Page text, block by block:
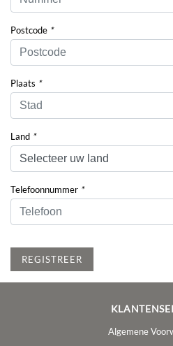
Postcode *
Plaats *
Land *
Telefoonnummer *
REGISTREER
Algemene